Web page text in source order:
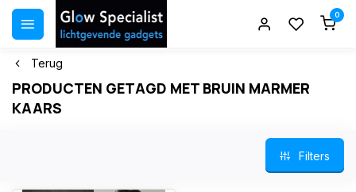
0
Terug
PRODUCTEN GETAGD MET BRUIN MARMER
KAARS
Filters